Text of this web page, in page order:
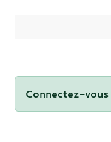
Connectez-vous